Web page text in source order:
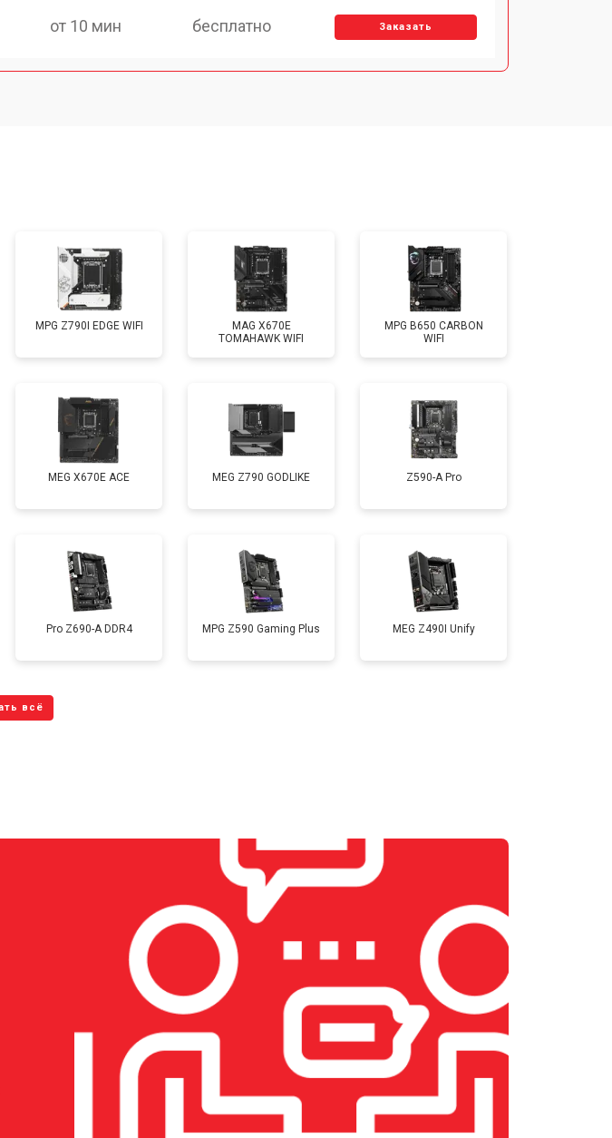
от 10 мин бесплатно Заказать
MPG Z790I EDGE WIFI
MAG X670E
TOMAHAWK WIFI
MPG B650 CARBON
WIFI
MEG X670E ACE MEG Z790 GODLIKE Z590-A Pro
Pro Z690-A DDR4 MPG Z590 Gaming Plus MEG Z490I Unify